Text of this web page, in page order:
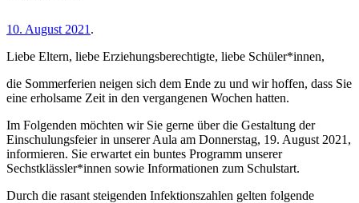
10. August 2021 .
Liebe Eltern, liebe Erziehungsberechtigte, liebe Schüler*innen,
die Sommerferien neigen sich dem Ende zu und wir hoffen, dass Sie
eine erholsame Zeit in den vergangenen Wochen hatten.
Im Folgenden möchten wir Sie gerne über die Gestaltung der
Einschulungsfeier in unserer Aula am Donnerstag, 19. August 2021,
informieren. Sie erwartet ein buntes Programm unserer
Sechstklässler*innen sowie Informationen zum Schulstart.
Durch die rasant steigenden Infektionszahlen gelten folgende